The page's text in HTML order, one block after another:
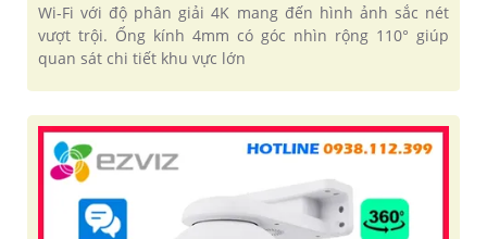
Wi-Fi với độ phân giải 4K mang đến hình ảnh sắc nét
vượt trội. Ống kính 4mm có góc nhìn rộng 110° giúp
quan sát chi tiết khu vực lớn